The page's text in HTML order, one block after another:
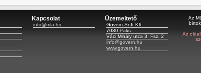
Kapcsolat
info@mla.hu
Üzemeltető
Govern-Soft Kft.
7030 Paks
Váci Mihály utca 3. Fsz. 2
info@govern.hu
www.govern.hu
Az
Az